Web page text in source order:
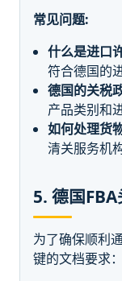
常见问题:
什么是进口
符合德国的
德国的关税
产品类别和
如何处理货
清关服务机
5. 德国
为了确保顺利
键的文档要求：